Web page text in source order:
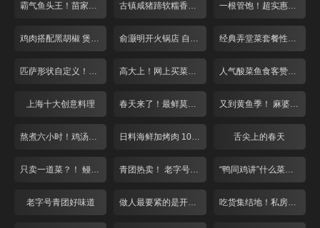
霸气鱼头王！苗家生鱼头端上桌 古镇咸猪蹄软糯香人均仅需30元！ 一根管饱！超实惠羊棒骨美味众人夸
鸡肉搭配黑胡椒 煲出来的好味道！ 俞灏明开火锅店 自制神秘底料风味独特 经典弄堂菜套餐性价比超高白领赞不绝口
匹萨形状自定义！大白版面团萌翻天 高大上！网上买菜免费送！ 人气酸菜鱼食客赞不绝口
上海十大创意料理 春天来了！最鲜莫过小河鲜！ 又到黄鱼季！ 麻婆豆腐来抢戏！
熬煮六小时！鸡汤泡饭哪家强？ 日料海鲜加烤肉 108元吃到爽！ 舌尖上的春天
只卖一道菜？！ 鳗鱼料理不一般 青团热卖！ 老字号遇上夫妻老婆店 “鸭同鸡讲”什么菜？正宗川味麻！香！辣！
老字号青团好味道 做人最要紧的是开心面馆 泡椒鸡杂面 吃货集结地！私房川菜探营记